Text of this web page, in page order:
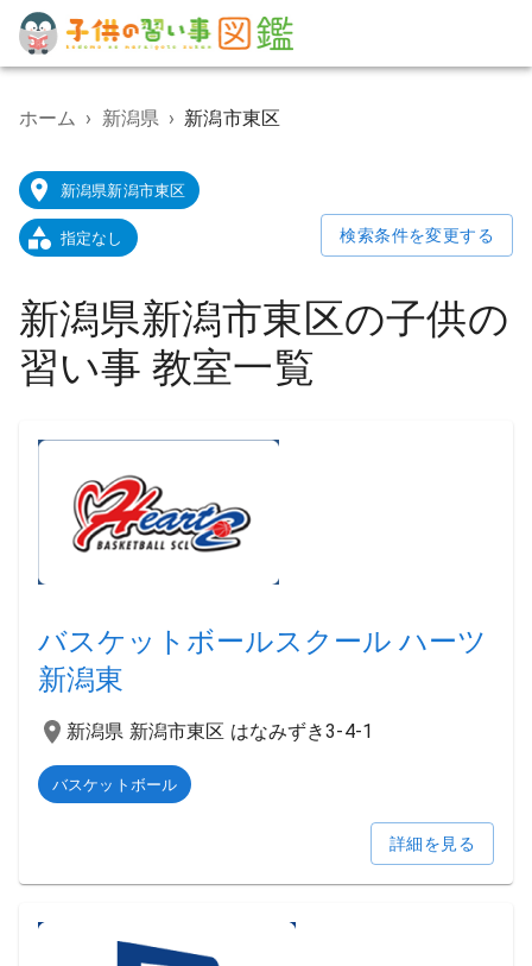
子
供
習
事
教
室
検
ポ
ー
タ
ル
サ
ト
ホーム › 新潟県 › 新潟市東区
新潟県新潟市東区
指定なし 検索条件を変更する
新潟県新潟市東区の子供の
習い事 教室一覧
バスケットボールスクール ハーツ
新潟東
新潟県 新潟市東区 はなみずき3-4-1
バスケットボール
詳細を見る